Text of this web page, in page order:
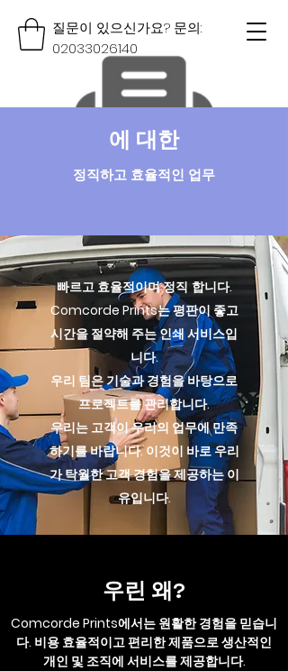
질문이 있으신가요? 문의:
02033026140
에 대한
정직하고 효율적인 업무
빠르고 효율적이며 정직 합니다.
Comcorde Prints는 평판이 좋고
시간을 절약해 주는 인쇄 서비스입
니다.
우리 팀은 기술과 경험을 바탕으로
프로젝트를 관리합니다.
우리는 고객이 우리의 업무에 만족
하기를 바랍니다. 이것이 바로 우리
가 탁월한 고객 경험을 제공하는 이
유입니다.
우린 왜?
Comcorde Prints에서는 원활한 경험을 믿습니
다. 비용 효율적이고 편리한 제품으로 생산적인
개인 및 조직에 서비스를 제공합니다.